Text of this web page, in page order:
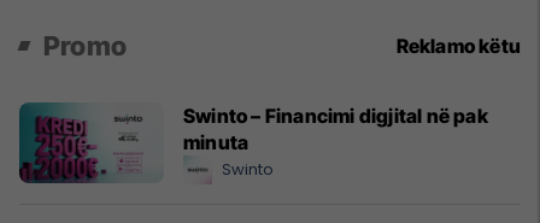
Promo Reklamo këtu
Swinto – Financimi digjital në pak
minuta
Swinto